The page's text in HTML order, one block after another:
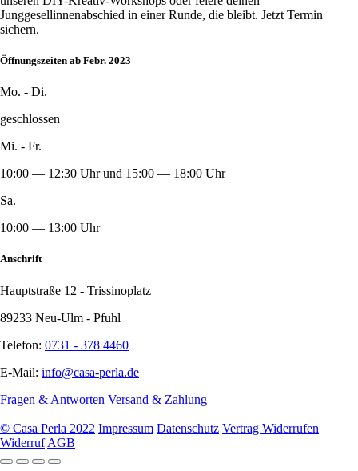
Junggesellinnenabschied in einer Runde, die bleibt. Jetzt Termin
sichern.
Öffnungszeiten ab Febr. 2023
Mo. - Di.
geschlossen
Mi. - Fr.
10:00 — 12:30 Uhr und 15:00 — 18:00 Uhr
Sa.
10:00 — 13:00 Uhr
Anschrift
Hauptstraße 12 - Trissinoplatz
89233 Neu-Ulm - Pfuhl
Telefon: 0731 - 378 4460
E-Mail: info@casa-perla.de
Fragen & Antworten Versand & Zahlung
© Casa Perla 2022 Impressum Datenschutz Vertrag Widerrufen
Widerruf AGB